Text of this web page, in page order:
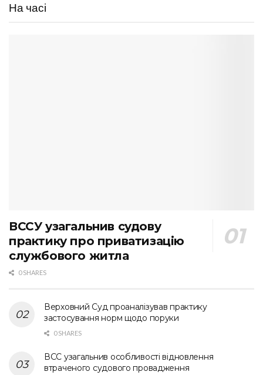
На часі
ВССУ узагальнив судову
практику про приватизацію
службового житла
0 SHARES
Верховний Суд проаналізував практику
застосування норм щодо поруки
0 SHARES
ВСС узагальнив особливості відновлення
втраченого судового провадження